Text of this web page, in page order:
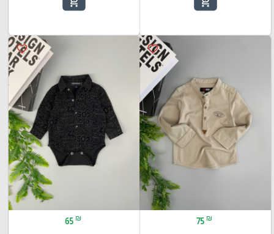
favorite_border
75 ₪
favorite_border
65 ₪